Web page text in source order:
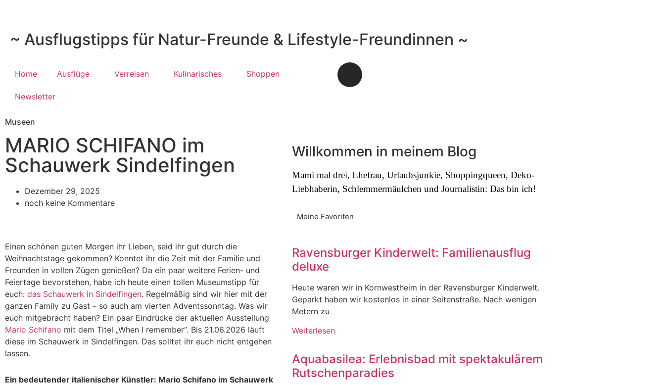
~ Ausflugstipps für Natur-Freunde & Lifestyle-Freundinnen ~
Home Ausflüge Verreisen Kulinarisches Shoppen
Newsletter
Museen
MARIO SCHIFANO im
Schauwerk Sindelfingen
Dezember 29, 2025
noch keine Kommentare
Einen schönen guten Morgen ihr Lieben, seid ihr gut durch die
Weihnachtstage gekommen? Konntet ihr die Zeit mit der Familie und
Freunden in vollen Zügen genießen? Da ein paar weitere Ferien- und
Feiertage bevorstehen, habe ich heute einen tollen Museumstipp für
euch: das Schauwerk in Sindelfingen. Regelmäßig sind wir hier mit der
ganzen Family zu Gast – so auch am vierten Adventssonntag. Was wir
euch mitgebracht haben? Ein paar Eindrücke der aktuellen Ausstellung
Mario Schifano mit dem Titel „When I remember“. Bis 21.06.2026 läuft
diese im Schauwerk in Sindelfingen. Das solltet ihr euch nicht entgehen
lassen.
Ein bedeutender italienischer Künstler: Mario Schifano im Schauwerk
Willkommen in meinem Blog
Mami mal drei, Ehefrau, Urlaubsjunkie, Shoppingqueen, Deko-
Liebhaberin, Schlemmermäulchen und Journalistin: Das bin ich!
Meine Favoriten
Ravensburger Kinderwelt: Familienausflug
deluxe
Heute waren wir in Kornwestheim in der Ravensburger Kinderwelt.
Geparkt haben wir kostenlos in einer Seitenstraße. Nach wenigen
Metern zu
Weiterlesen
Aquabasilea: Erlebnisbad mit spektakulärem
Rutschenparadies